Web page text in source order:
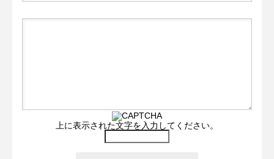
上に表示された文字を入力してください。